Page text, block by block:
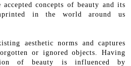
concepts of beauty and its
in the world around us
aesthetic norms and captures
or ignored objects. Having
of beauty is influenced by